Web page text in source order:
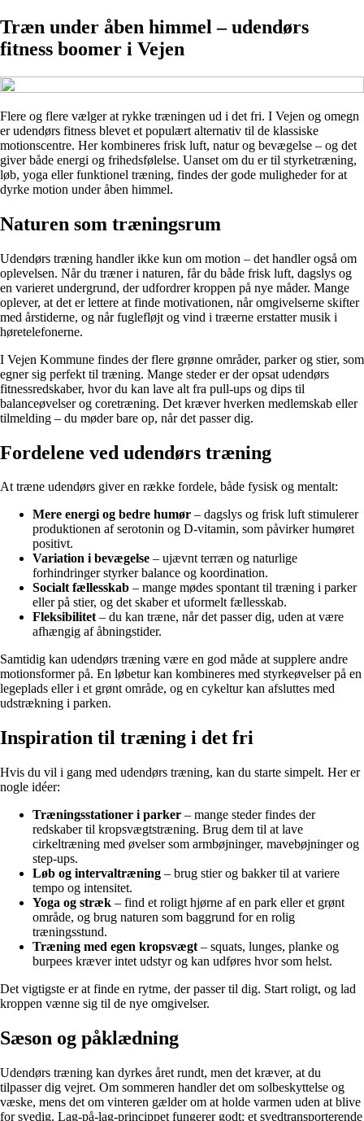
Træn under åben himmel – udendørs
fitness boomer i Vejen
Flere og flere vælger at rykke træningen ud i det fri. I Vejen og omegn
er udendørs fitness blevet et populært alternativ til de klassiske
motionscentre. Her kombineres frisk luft, natur og bevægelse – og det
giver både energi og frihedsfølelse. Uanset om du er til styrketræning,
løb, yoga eller funktionel træning, findes der gode muligheder for at
dyrke motion under åben himmel.
Naturen som træningsrum
Udendørs træning handler ikke kun om motion – det handler også om
oplevelsen. Når du træner i naturen, får du både frisk luft, dagslys og
en varieret undergrund, der udfordrer kroppen på nye måder. Mange
oplever, at det er lettere at finde motivationen, når omgivelserne skifter
med årstiderne, og når fuglefløjt og vind i træerne erstatter musik i
høretelefonerne.
I Vejen Kommune findes der flere grønne områder, parker og stier, som
egner sig perfekt til træning. Mange steder er der opsat udendørs
fitnessredskaber, hvor du kan lave alt fra pull-ups og dips til
balanceøvelser og coretræning. Det kræver hverken medlemskab eller
tilmelding – du møder bare op, når det passer dig.
Fordelene ved udendørs træning
At træne udendørs giver en række fordele, både fysisk og mentalt:
Mere energi og bedre humør – dagslys og frisk luft stimulerer
produktionen af serotonin og D-vitamin, som påvirker humøret
positivt.
Variation i bevægelse – ujævnt terræn og naturlige
forhindringer styrker balance og koordination.
Socialt fællesskab – mange mødes spontant til træning i parker
eller på stier, og det skaber et uformelt fællesskab.
Fleksibilitet– du kan træne, når det passer dig, uden at være
afhængig af åbningstider.
Samtidig kan udendørs træning være en god måde at supplere andre
motionsformer på. En løbetur kan kombineres med styrkeøvelser på en
legeplads eller i et grønt område, og en cykeltur kan afsluttes med
udstrækning i parken.
Inspiration til træning i det fri
Hvis du vil i gang med udendørs træning, kan du starte simpelt. Her er
nogle idéer:
Træningsstationer i parker – mange steder findes der
redskaber til kropsvægtstræning. Brug dem til at lave
cirkeltræning med øvelser som armbøjninger, mavebøjninger og
step-ups.
Løb og intervaltræning – brug stier og bakker til at variere
tempo og intensitet.
Yoga og stræk – find et roligt hjørne af en park eller et grønt
område, og brug naturen som baggrund for en rolig
træningsstund.
Træning med egen kropsvægt – squats, lunges, planke og
burpees kræver intet udstyr og kan udføres hvor som helst.
Det vigtigste er at finde en rytme, der passer til dig. Start roligt, og lad
kroppen vænne sig til de nye omgivelser.
Sæson og påklædning
Udendørs træning kan dyrkes året rundt, men det kræver, at du
tilpasser dig vejret. Om sommeren handler det om solbeskyttelse og
væske, mens det om vinteren gælder om at holde varmen uden at blive
for svedig. Lag-på-lag-princippet fungerer godt: et svedtransporterende